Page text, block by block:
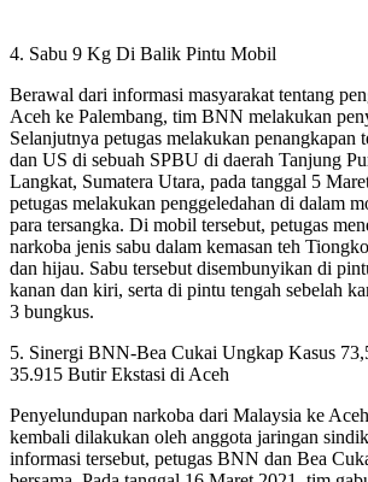
4. Sabu 9 Kg Di Balik Pintu Mobil
Berawal dari informasi masyarakat tentang
Aceh ke Palembang, tim BNN melakukan
Selanjutnya petugas melakukan penangkapan
dan US di sebuah SPBU di daerah Tanjung
Langkat, Sumatera Utara, pada tanggal 5
petugas melakukan penggeledahan di dalam
para tersangka. Di mobil tersebut, petugas
narkoba jenis sabu dalam kemasan teh
dan hijau. Sabu tersebut disembunyikan di
kanan dan kiri, serta di pintu tengah sebelah
3 bungkus.
5. Sinergi BNN-Bea Cukai Ungkap Kasus
35.915 Butir Ekstasi di Aceh
Penyelundupan narkoba dari Malaysia ke
kembali dilakukan oleh anggota jaringan
informasi tersebut, petugas BNN dan Bea